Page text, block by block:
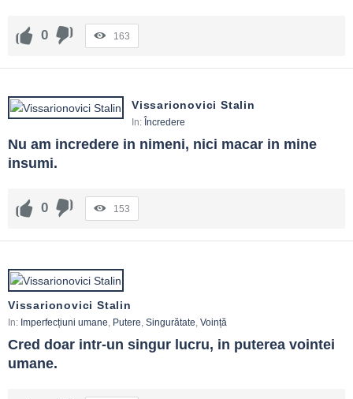
0 163
Vissarionovici Stalin
In: Încredere
Nu am incredere in nimeni, nici macar in mine
insumi.
0 153
Vissarionovici Stalin
In: Imperfecțiuni umane Putere Singurătate Voință
Cred doar intr-un singur lucru, in puterea vointei
umane.